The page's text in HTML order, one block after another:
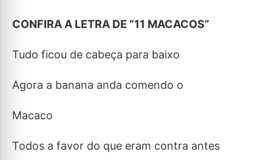
CONFIRA A LETRA DE “11 MACACOS”
Tudo ficou de cabeça para baixo
Agora a banana anda comendo o
Macaco
Todos a favor do que eram contra antes